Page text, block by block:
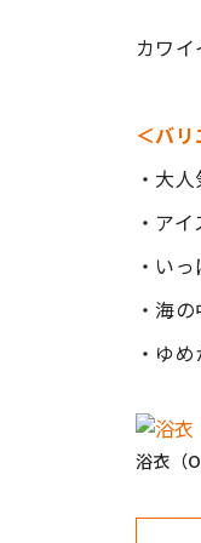
カワ
＜バ
・大
・ア
・い
・海
・ゆ
浴衣（